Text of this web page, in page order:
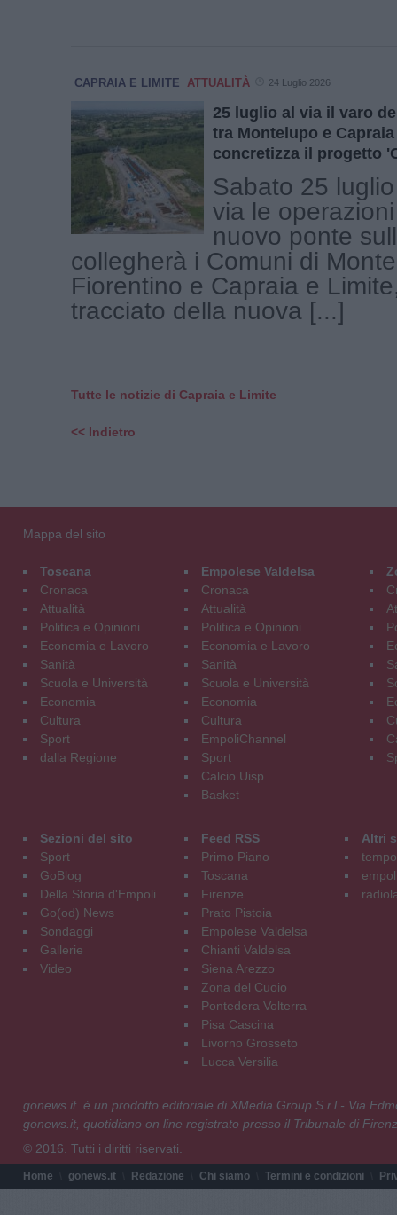
CAPRAIA E LIMITE ATTUALITÀ 24 Luglio 2026
25 luglio al via il varo
tra Montelupo e
concretizza il progetto
Sabato 25
via le
nuovo ponte
collegherà i Comuni di
Fiorentino e Capraia e
tracciato della nuova [...]
Tutte le notizie di Capraia e Limite
<< Indietro
Mappa del sito
Toscana
Cronaca
Attualità
Politica e Opinioni
Economia e Lavoro
Sanità
Scuola e Università
Economia
Cultura
Sport
dalla Regione
Empolese Valdelsa
Cronaca
Attualità
Politica e Opinioni
Economia e Lavoro
Sanità
Scuola e Università
Economia
Cultura
EmpoliChannel
Sport
Calcio Uisp
Basket
Sezioni del sito
Sport
GoBlog
Della Storia d'Empoli
Go(od) News
Sondaggi
Gallerie
Video
Feed RSS
Primo Piano
Toscana
Firenze
Prato Pistoia
Empolese Valdelsa
Chianti Valdelsa
Siena Arezzo
Zona del Cuoio
Pontedera Volterra
Pisa Cascina
Livorno Grosseto
Lucca Versilia
Altri
gonews.it è un prodotto editoriale di XMedia Group S.r.l - Via
gonews.it, quotidiano on line registrato presso il Tribunale di
© 2016. Tutti i diritti riservati.
Home gonews.it Redazione Chi siamo Termini e condizioni